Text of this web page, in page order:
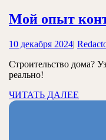
Мой опыт
10 декабря 202410
2024
|
Строительство дома?
реально!
ЧИТАТЬ ДАЛЕЕ